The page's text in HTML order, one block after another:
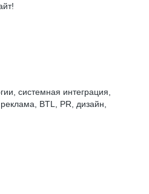
системная интеграция,
BTL, PR, дизайн,